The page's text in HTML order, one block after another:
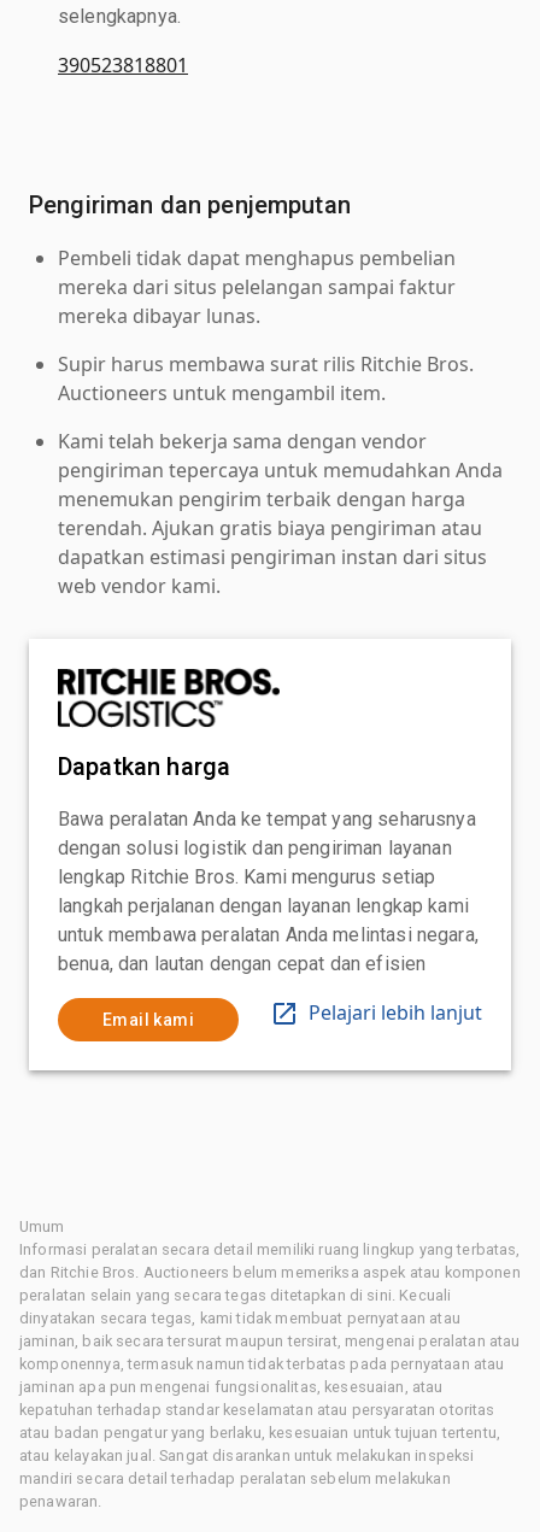
selengkapnya.
390523818801
Pengiriman dan penjemputan
Pembeli tidak dapat menghapus pembelian
mereka dari situs pelelangan sampai faktur
mereka dibayar lunas.
Supir harus membawa surat rilis Ritchie Bros.
Auctioneers untuk mengambil item.
Kami telah bekerja sama dengan vendor
pengiriman tepercaya untuk memudahkan Anda
menemukan pengirim terbaik dengan harga
terendah. Ajukan gratis biaya pengiriman atau
dapatkan estimasi pengiriman instan dari situs
web vendor kami.
Dapatkan harga
Bawa peralatan Anda ke tempat yang seharusnya
dengan solusi logistik dan pengiriman layanan
lengkap Ritchie Bros. Kami mengurus setiap
langkah perjalanan dengan layanan lengkap kami
untuk membawa peralatan Anda melintasi negara,
benua, dan lautan dengan cepat dan efisien
Email kami Pelajari lebih lanjut
Umum
Informasi peralatan secara detail memiliki ruang lingkup yang terbatas,
dan Ritchie Bros. Auctioneers belum memeriksa aspek atau komponen
peralatan selain yang secara tegas ditetapkan di sini. Kecuali
dinyatakan secara tegas, kami tidak membuat pernyataan atau
jaminan, baik secara tersurat maupun tersirat, mengenai peralatan atau
komponennya, termasuk namun tidak terbatas pada pernyataan atau
jaminan apa pun mengenai fungsionalitas, kesesuaian, atau
kepatuhan terhadap standar keselamatan atau persyaratan otoritas
atau badan pengatur yang berlaku, kesesuaian untuk tujuan tertentu,
atau kelayakan jual. Sangat disarankan untuk melakukan inspeksi
mandiri secara detail terhadap peralatan sebelum melakukan
penawaran.